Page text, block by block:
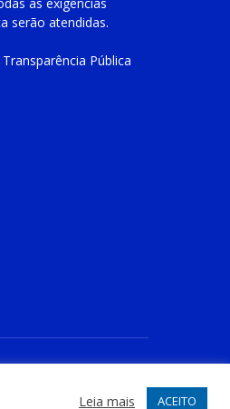
serão atendidas.
Pública
Leia mais ACEITO